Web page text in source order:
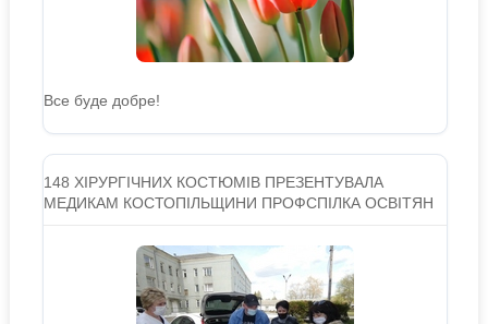
Все буде добре!
148 ХІРУРГІЧНИХ КОСТЮМІВ ПРЕЗЕНТУВАЛА
МЕДИКАМ КОСТОПІЛЬЩИНИ ПРОФСПІЛКА ОСВІТЯН